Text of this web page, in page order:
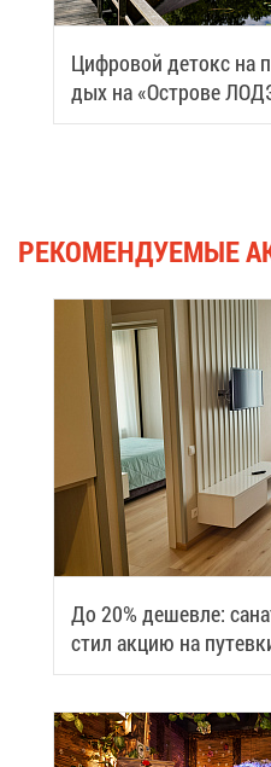
Циф­ро­вой де­токс на
дых на «Ост­ро­ве
вить си­лы
РЕ­КО­МЕН­ДУ­Е­МЫЕ
До 20% де­шев­ле:
стил ак­цию на